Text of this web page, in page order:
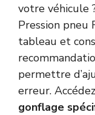
votre véhicule
Pression pneu
tableau et
permettre
erreur.
gonflage